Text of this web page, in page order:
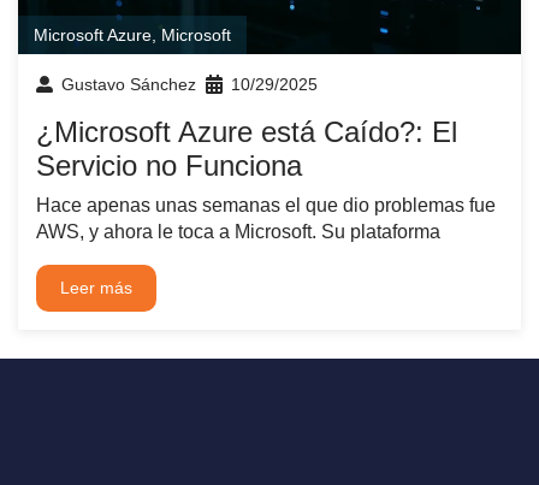
Microsoft Azure, Microsoft
Gustavo Sánchez 10/29/2025
¿Microsoft Azure está Caído?: El
Servicio no Funciona
Hace apenas unas semanas el que dio problemas fue
AWS, y ahora le toca a Microsoft. Su plataforma
Leer más